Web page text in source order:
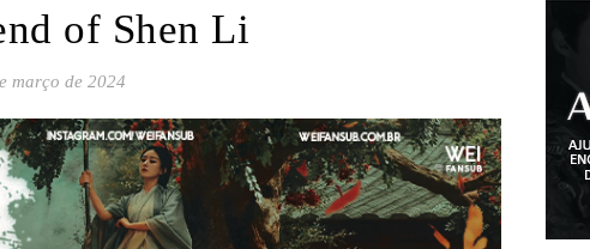
of Shen Li
março de 2024